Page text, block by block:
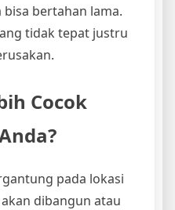
bertahan lama.
tidak tepat justru
Cocok
pada lokasi
dibangun atau